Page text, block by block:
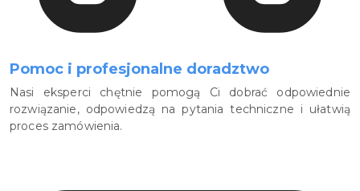
Pomoc i profesjonalne doradztwo
Nasi eksperci chętnie pomogą Ci dobrać odpowiednie
rozwiązanie, odpowiedzą na pytania techniczne i ułatwią
proces zamówienia.